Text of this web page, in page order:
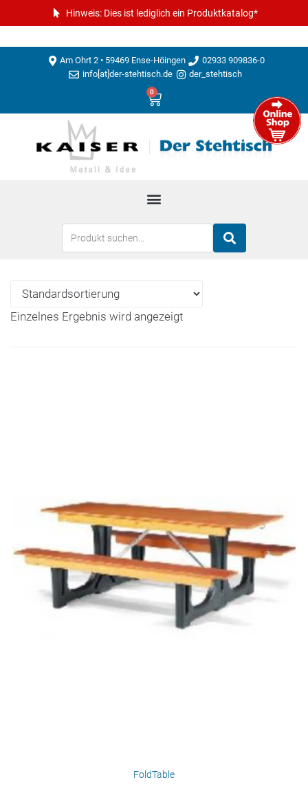
Hinweis: Dies ist lediglich ein Produktkatalog*
Am Ohrt 2 • 59469 Ense-Höingen
02933 909836-0
info[at]der-stehtisch.de
der_stehtisch
0
Einzelnes Ergebnis wird angezeigt
FoldTable